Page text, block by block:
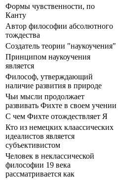
Формы чувственности, по
Канту
Автор философии абсолютного
тождества
Создатель теории "наукоучения"
Принципом наукоучения
является
Философ, утверждающий
наличие развития в природе
Чьи мысли продолжает
развивать Фихте в своем учении
С чем Фихте отождествляет Я
Кто из немецких клаассических
идеалистов является
субъективистом
Человек в неклассической
философии 19 века
рассматривается как